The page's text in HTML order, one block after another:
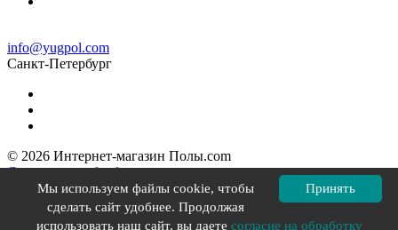
info@yugpol.com
Санкт-Петербург
© 2026 Интернет-магазин Полы.com
Согласие на обработку персональных данных
Политика конфиденциальности
Политика в отношении файлов cookie
Разработка сайта YOU-X
Принять
Мы используем файлы cookie, чтобы
сделать сайт удобнее. Продолжая
использовать наш сайт, вы даете согласие на обработку